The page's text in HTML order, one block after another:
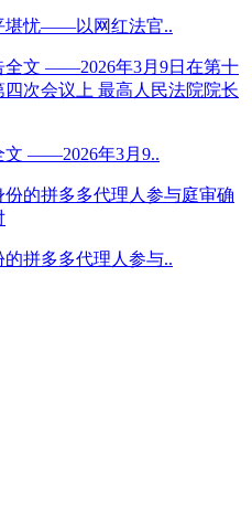
堪忧——以网红法官..
文 ——2026年3月9..
拼多多代理人参与..